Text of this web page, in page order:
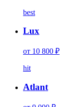
best
Lux
от 10 800 ₽
hit
Atlant